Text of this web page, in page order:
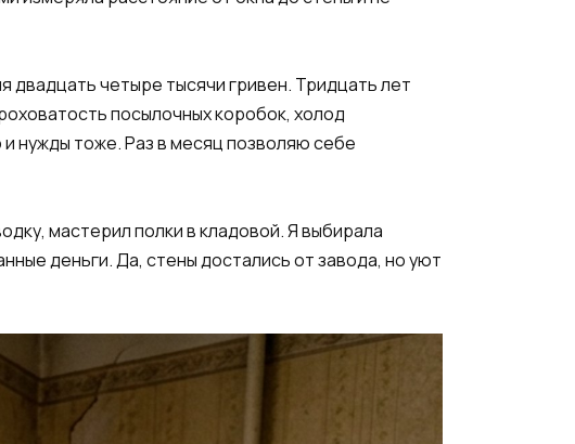
двадцать четыре тысячи гривен. Тридцать лет
посылочных коробок, холод
нужды тоже. Раз в месяц позволяю себе
мастерил полки в кладовой. Я выбирала
деньги. Да, стены достались от завода, но уют